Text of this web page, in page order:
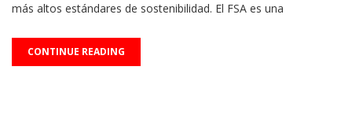
más altos estándares de sostenibilidad. El FSA es una
CONTINUE READING